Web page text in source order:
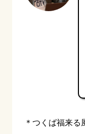
＊つくば福来る